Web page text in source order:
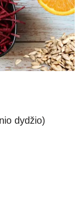
dydžio)